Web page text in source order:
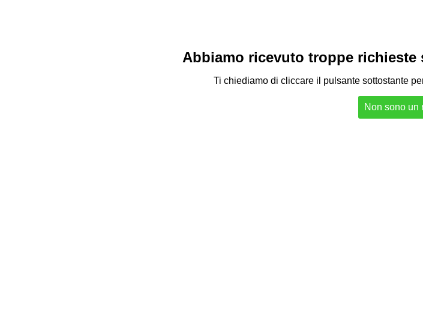
Abbiamo ricevuto troppe richieste
Ti chiediamo di cliccare il pulsante sottostante
Non sono un